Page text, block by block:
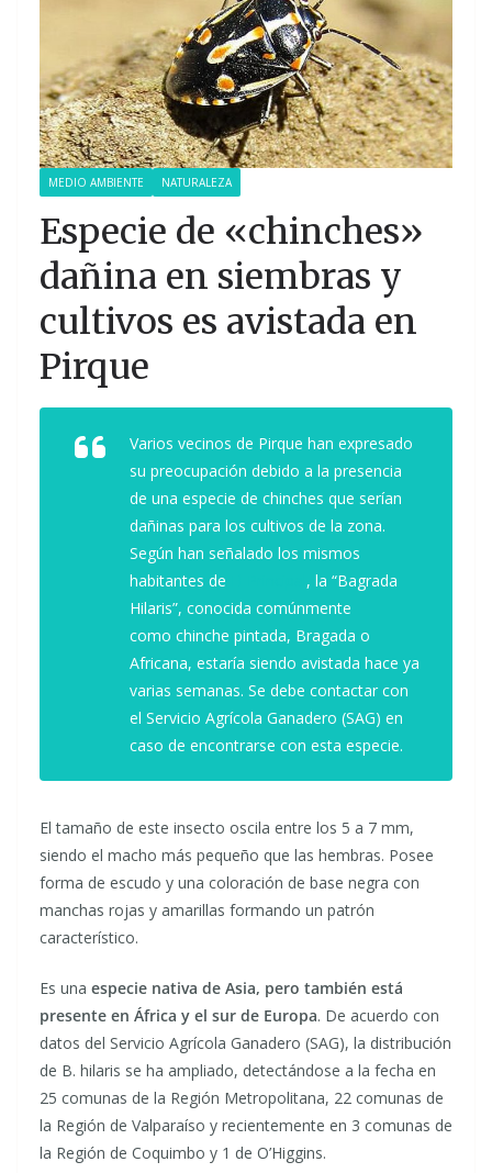
MEDIO AMBIENTE NATURALEZA
Especie de «chinches»
dañina en siembras y
cultivos es avistada en
Pirque
Varios vecinos de Pirque han expresado
su preocupación debido a la presencia
de una especie de chinches que serían
dañinas para los cultivos de la zona.
Según han señalado los mismos
habitantes de
, la “Bagrada
Hilaris”, conocida comúnmente
como chinche pintada, Bragada o
Africana, estaría siendo avistada hace ya
varias semanas. Se debe contactar con
el Servicio Agrícola Ganadero (SAG) en
caso de encontrarse con esta especie.
El tamaño de este insecto oscila entre los 5 a 7 mm,
siendo el macho más pequeño que las hembras. Posee
forma de escudo y una coloración de base negra con
manchas rojas y amarillas formando un patrón
característico.
Es una especie nativa de Asia, pero también está
presente en África y el sur de Europa. De acuerdo con
datos del Servicio Agrícola Ganadero (SAG), la distribución
de B. hilaris se ha ampliado, detectándose a la fecha en
25 comunas de la Región Metropolitana, 22 comunas de
la Región de Valparaíso y recientemente en 3 comunas de
la Región de Coquimbo y 1 de O’Higgins.